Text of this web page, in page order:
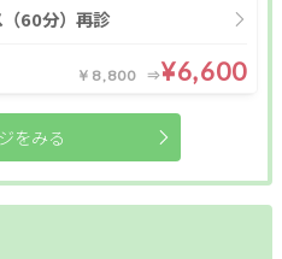
（60分）再診
￥8,800 ¥6,600
をみる